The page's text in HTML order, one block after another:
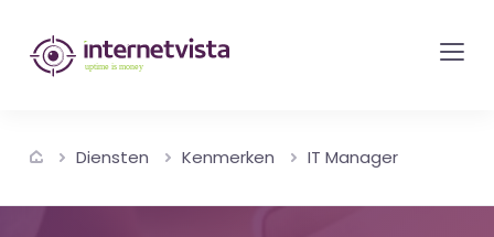
internetvista
monitoring
bewaking
van
websites
Diensten Kenmerken IT Manager